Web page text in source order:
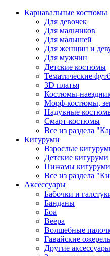
Карнавальные костюмы
Для девочек
Для мальчиков
Для малышей
Для женщин и
Для мужчин
Детские костюмы
Тематические
3D платья
Костюмы-
Морф-костюмы,
Надувные
Смарт-костюмы
Все из раздела
Кигуруми
Взрослые
Детские кигуруми
Пижамы кигуруми
Все из раздела
Аксессуары
Бабочки и
Банданы
Боа
Веера
Волшебные
Гавайские
Другие аксессуары